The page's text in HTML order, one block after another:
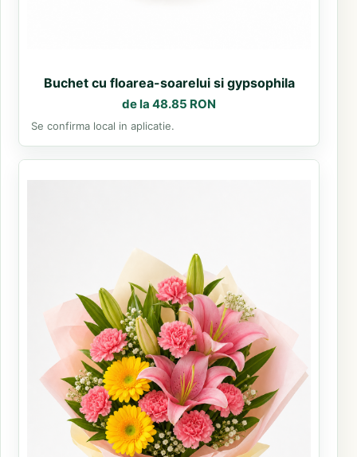
Buchet cu floarea-soarelui si gypsophila
de la 48.85 RON
Se confirma local in aplicatie.